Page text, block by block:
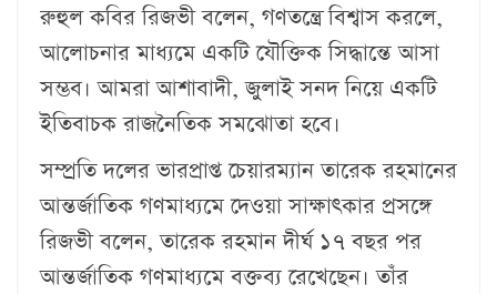
রুহুল কবির রিজভী বলেন, গণতন্ত্রে বিশ্বাস করলে,
আলোচনার মাধ্যমে একটি যৌক্তিক সিদ্ধান্তে আসা
সম্ভব। আমরা আশাবাদী, জুলাই সনদ নিয়ে একটি
ইতিবাচক রাজনৈতিক সমঝোতা হবে।
সম্প্রতি দলের ভারপ্রাপ্ত চেয়ারম্যান তারেক রহমানের
আন্তর্জাতিক গণমাধ্যমে দেওয়া সাক্ষাৎকার প্রসঙ্গে
রিজভী বলেন, তারেক রহমান দীর্ঘ ১৭ বছর পর
আন্তর্জাতিক গণমাধ্যমে বক্তব্য রেখেছেন। তাঁর